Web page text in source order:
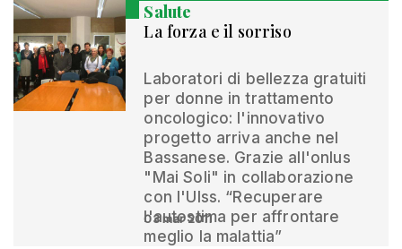
Salute
La forza e il sorriso
Laboratori di bellezza gratuiti
per donne in trattamento
oncologico: l'innovativo
progetto arriva anche nel
Bassanese. Grazie all'onlus
"Mai Soli" in collaborazione
con l'Ulss. “Recuperare
l'autostima per affrontare
meglio la malattia”
03 mar 2011